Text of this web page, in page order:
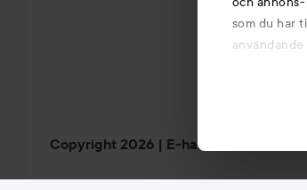
som du har
Copyright 2026 E-handel av Avensia